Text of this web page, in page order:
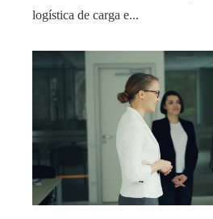
logística de carga e...